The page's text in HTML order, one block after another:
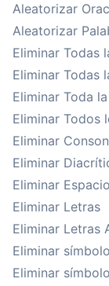
Aleatorizar
Aleatorizar
Eliminar Todas
Eliminar Todas
Eliminar Toda
Eliminar Todos
Eliminar
Eliminar
Eliminar
Eliminar Letras
Eliminar Letras
Eliminar
Eliminar